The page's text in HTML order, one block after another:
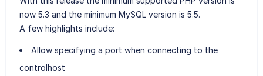
now 5.3 and the minimum MySQL version is 5.5.
A few highlights include:
Allow specifying a port when connecting to the
controlhost